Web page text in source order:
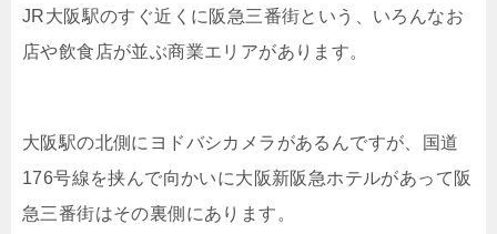
JR大阪駅のすぐ近くに阪急三番街という、いろんなお
店や飲食店が並ぶ商業エリアがあります。
大阪駅の北側にヨドバシカメラがあるんですが、国道
176号線を挟んで向かいに大阪新阪急ホテルがあって阪
急三番街はその裏側にあります。